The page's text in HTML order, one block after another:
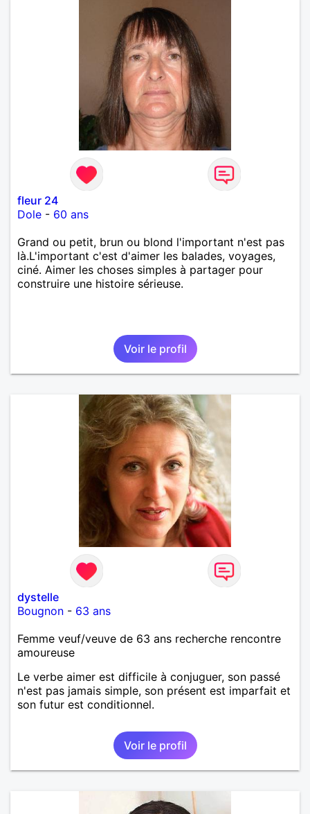
fleur 24
Dole - 60 ans
Grand ou petit, brun ou blond l'important n'est pas
là.L'important c'est d'aimer les balades, voyages,
ciné. Aimer les choses simples à partager pour
construire une histoire sérieuse.
Voir le profil
dystelle
Bougnon - 63 ans
Femme veuf/veuve de 63 ans recherche rencontre
amoureuse
Le verbe aimer est difficile à conjuguer, son passé
n'est pas jamais simple, son présent est imparfait et
son futur est conditionnel.
Voir le profil